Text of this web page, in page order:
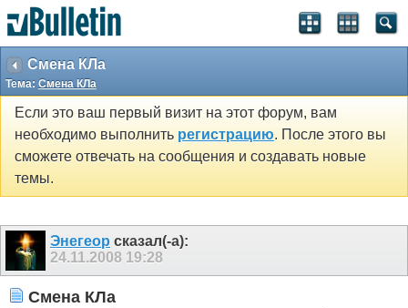
Смена КЛа
Тема: Смена КЛа
Если это ваш первый визит на этот форум, вам
необходимо выполнить регистрацию. После этого вы
сможете отвечать на сообщения и создавать новые
темы.
Энегеор сказал(-а):
24.11.2008 19:28
Смена КЛа